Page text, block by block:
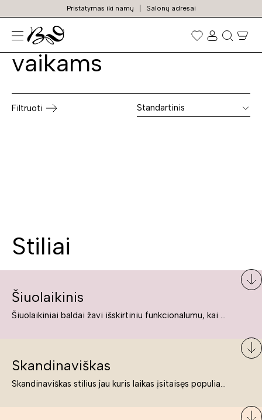
Pristatymas iki namų Salonų adresai
Prekių
paieška
Lenkiški baldai
vaikams
Filtruoti Standartinis
Stiliai
Šiuolaikinis
Šiuolaikiniai baldai žavi išskirtiniu funkcionalumu, kai kurie jų pelnytai net pavadinami meno kūriniais, nes jie tikrai yra išskirtiniai, originalūs ir puikiai atliepiantys į šiuolaikinių žmonių poreikius bei gyvenimo būdo ypatumus.
Skandinaviškas
Skandinaviškas stilius jau kuris laikas įsitaisęs populiariausiųjų sąraše. Namai, butai labai dažnai įrengiami remiantis būtent šio stiliaus ypatumais. Dėl švelnių spalvų, praktiškumo ir estetikos jis masina tuos, kurie neabejingi šviesiem ar neutralių spalvų koloritui, paprastumui, funkcionalumui, natūralumui ir stilingai estetikai. Platų skandinaviškų baldų spektrą rasite „Deinavos baldų“ asortimente.